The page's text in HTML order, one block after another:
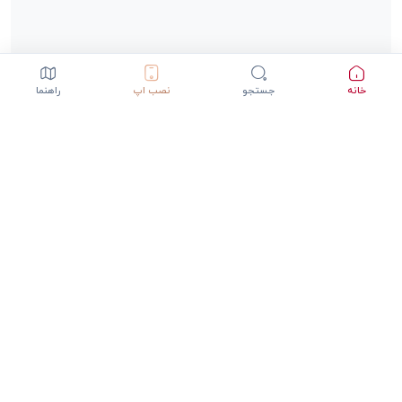
خانه جستجو نصب اپ راهنما